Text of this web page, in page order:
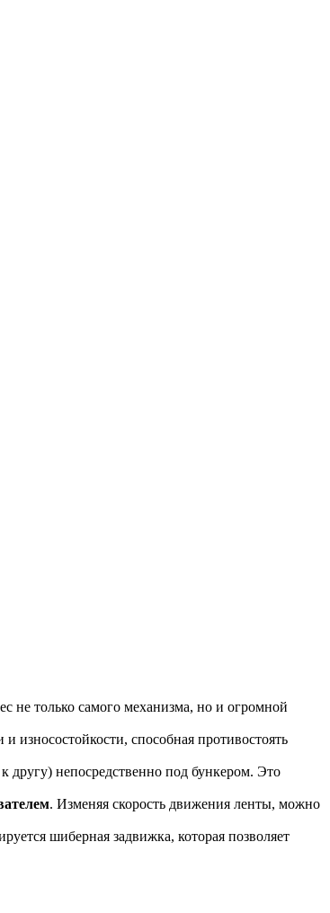
не только самого механизма, но и огромной
износостойкости, способная противостоять
другу) непосредственно под бункером. Это
. Изменяя скорость движения ленты, можно
шиберная задвижка, которая позволяет